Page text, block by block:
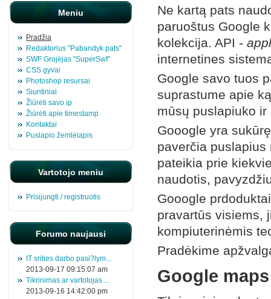
Meniu
Pradžia
Redaktorius "Pabandyk pats"
SWF Grojėjas "SuperSwf"
CSS gyvai
Photoshop resursai
Siuntiniai
Žiūrėti savo ip
Žiūrėti apie timestamp
Kontaktai
Puslapio žemlėlapis
Vartotojo meniu
Prisijungti / registruotis
Forumo naujausi
IT srities darbo pasi?lym...
2013-09-17 09:15:07 am
Tikrinimas ar vartotojas ...
2013-09-16 14:42:00 pm
Ne kartą pats
paruoštus Google
kolekcija. API -
internetines
Google savo tuos
suprastume apie
mūsų puslapiuko
Gooogle yra
paverčia
pateikia prie
naudotis,
Gooogle
pravartūs visiems,
kompiuterinėmis
Pradėkime
Google maps